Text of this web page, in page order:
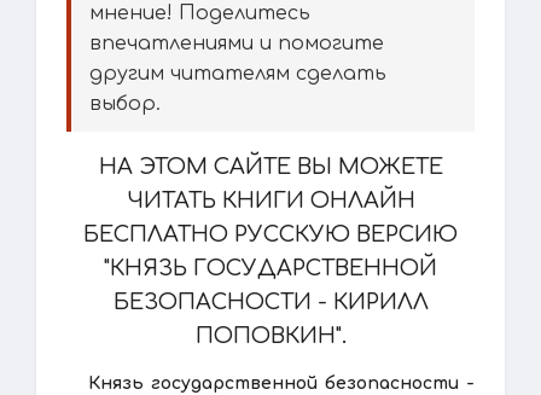
мнение! Поделитесь
впечатлениями и помогите
другим читателям сделать
выбор.
НА ЭТОМ САЙТЕ ВЫ МОЖЕТЕ
ЧИТАТЬ КНИГИ ОНЛАЙН
БЕСПЛАТНО РУССКУЮ ВЕРСИЮ
"КНЯЗЬ ГОСУДАРСТВЕННОЙ
БЕЗОПАСНОСТИ - КИРИЛЛ
ПОПОВКИН".
Князь государственной безопасности -